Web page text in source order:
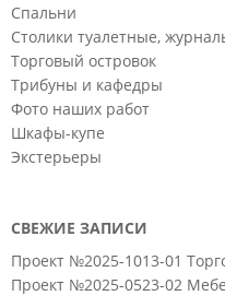
Спальни
Столики туалетные,
Торговый островок
Трибуны и кафедры
Фото наших работ
Шкафы-купе
Экстерьеры
СВЕЖИЕ ЗАПИСИ
Проект №2025-1013-01
Проект №2025-0523-02